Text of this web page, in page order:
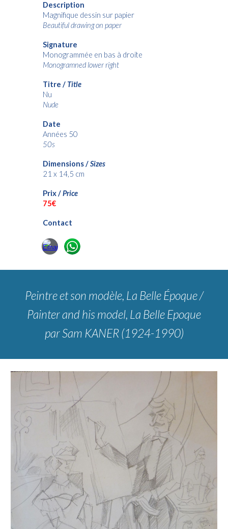
Description
Magnifique dessin sur papier
Beautiful drawing on paper
Signature
Monogrammée en bas à droite
Monogramned lower right
Titre / Title
Nu
Nude
Date
Années 50
50s
Dimensions /Sizes
21 x 14,5 cm
Prix /Price
75€
Contact
Peintre et son modèle, La Belle Époque/
Painter and his model, La Belle Epoque
par Sam KANER (1924-1990)